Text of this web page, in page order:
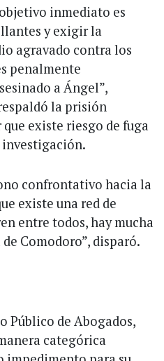
inmediato es
y exigir la
agravado contra los
penalmente
a Ángel”,
la prisión
existe riesgo de fuga
confrontativo hacia la
existe una red de
entre todos, hay mucha
Comodoro”, disparó.
Público de Abogados,
categórica